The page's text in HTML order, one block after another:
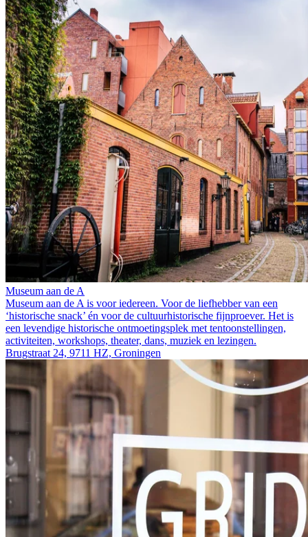
Museum aan de A
Museum aan de A is voor iedereen. Voor de liefhebber van een
‘historische snack’ én voor de cultuurhistorische fijnproever. Het is
een levendige historische ontmoetingsplek met tentoonstellingen,
activiteiten, workshops, theater, dans, muziek en lezingen.
Brugstraat 24, 9711 HZ, Groningen